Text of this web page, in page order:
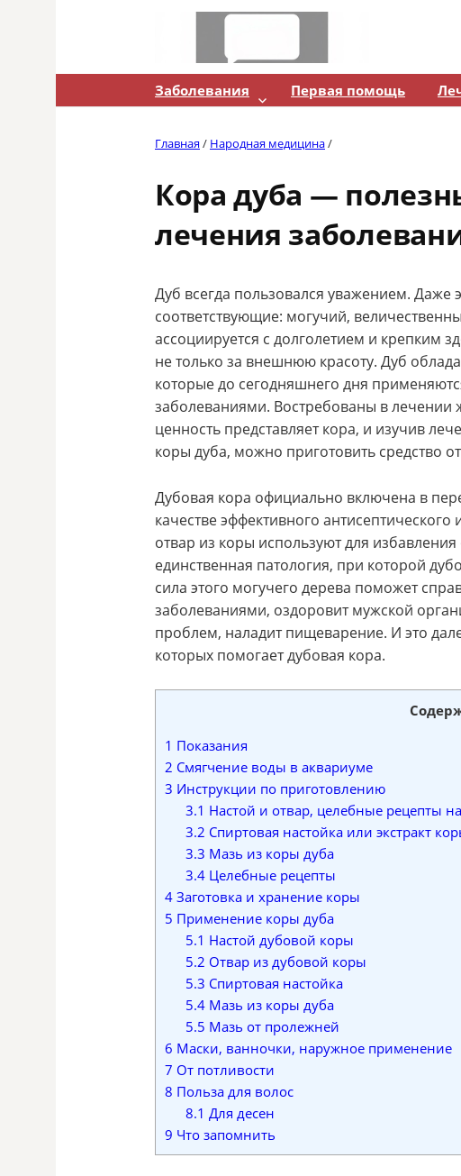
Заболевания Первая помощь
Главная/ Народная медицина/
Кора дуба —
лечения
Дуб всегда пользовался уважением. Даже
соответствующие: могучий,
ассоциируется с долголетием и крепким
не только за внешнюю красоту. Дуб
которые до сегодняшнего дня
заболеваниями. Востребованы в
ценность представляет кора, и изучив
коры дуба, можно приготовить средство
Дубовая кора официально включена в
качестве эффективного
отвар из коры используют для
единственная патология, при которой
сила этого могучего дерева поможет
заболеваниями, оздоровит мужской
проблем, наладит пищеварение. И это
которых помогает дубовая кора.
1 Показания
2 Смягчение воды в аквариуме
3 Инструкции по приготовлению
3.1 Настой и отвар, целебные рецепты
3.2 Спиртовая настойка или экстракт
3.3 Мазь из коры дуба
3.4Целебные рецепты
4 Заготовка и хранение коры
5 Применение коры дуба
5.1 Настой дубовой коры
5.2 Отвар из дубовой коры
5.3 Спиртовая настойка
5.4Мазь из коры дуба
5.5 Мазь от пролежней
6 Маски, ванночки, наружное применение
7 От потливости
8 Польза для волос
8.1 Для десен
9 Что запомнить